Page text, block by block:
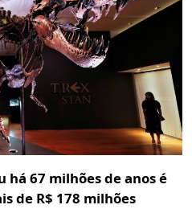
há 67 milhões de anos é
de R$ 178 milhões